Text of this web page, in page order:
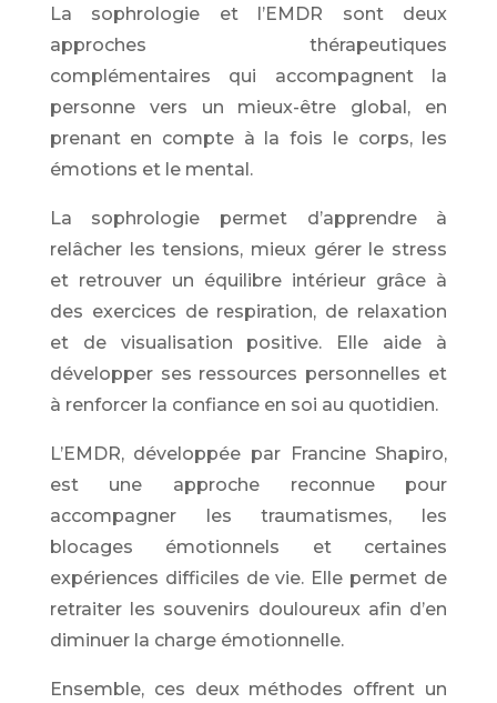
La sophrologie et l’EMDR sont deux
approches thérapeutiques
complémentaires qui accompagnent la
personne vers un mieux-être global, en
prenant en compte à la fois le corps, les
émotions et le mental.
La sophrologie permet d’apprendre à
relâcher les tensions, mieux gérer le stress
et retrouver un équilibre intérieur grâce à
des exercices de respiration, de relaxation
et de visualisation positive. Elle aide à
développer ses ressources personnelles et
à renforcer la confiance en soi au quotidien.
L’EMDR, développée par Francine Shapiro,
est une approche reconnue pour
accompagner les traumatismes, les
blocages émotionnels et certaines
expériences difficiles de vie. Elle permet de
retraiter les souvenirs douloureux afin d’en
diminuer la charge émotionnelle.
Ensemble, ces deux méthodes offrent un